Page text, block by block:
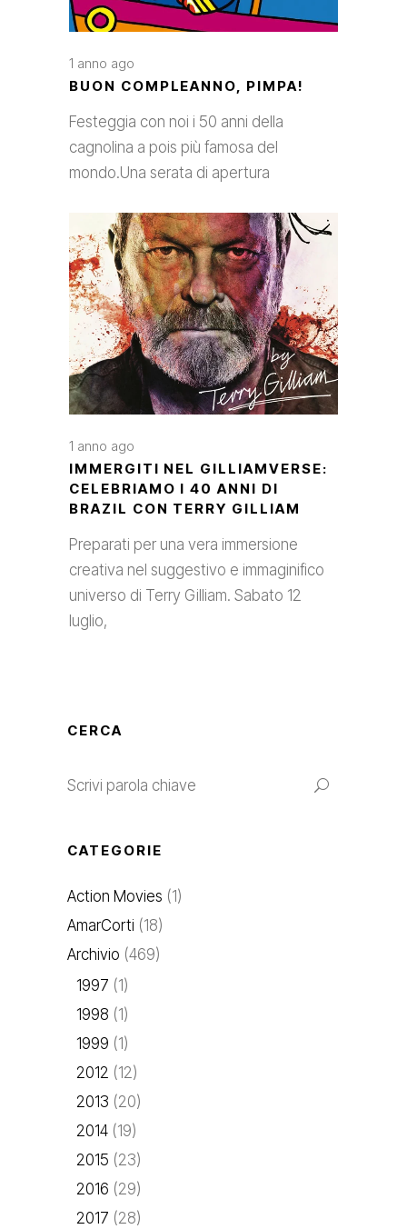
1 anno ago
BUON COMPLEANNO, PIMPA!
Festeggia con noi i 50 anni della
cagnolina a pois più famosa del
mondo.Una serata di apertura
1 anno ago
IMMERGITI NEL GILLIAMVERSE:
CELEBRIAMO I 40 ANNI DI
BRAZIL CON TERRY GILLIAM
Preparati per una vera immersione
creativa nel suggestivo e immaginifico
universo di Terry Gilliam. Sabato 12
luglio,
CERCA
CATEGORIE
Action Movies (1)
AmarCorti (18)
Archivio (469)
1997 (1)
1998 (1)
1999 (1)
2012 (12)
2013 (20)
2014 (19)
2015 (23)
2016 (29)
2017 (28)